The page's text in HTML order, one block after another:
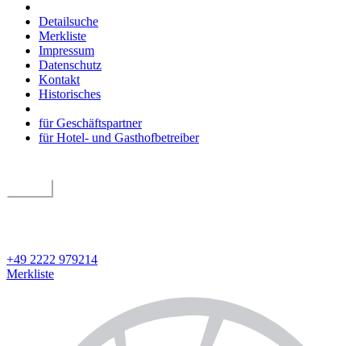
Detailsuche
Merkliste
Impressum
Datenschutz
Kontakt
Historisches
für Geschäftspartner
für Hotel- und Gasthofbetreiber
+49 2222 979214
Merkliste